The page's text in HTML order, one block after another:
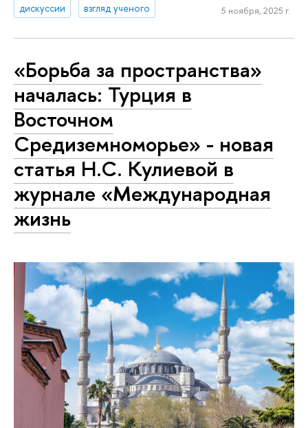
дискуссии
взгляд ученого 5 ноября, 2025 г.
«Борьба за пространства»
началась: Турция в
Восточном
Средиземноморье» - новая
статья Н.С. Кулиевой в
журнале «Международная
жизнь